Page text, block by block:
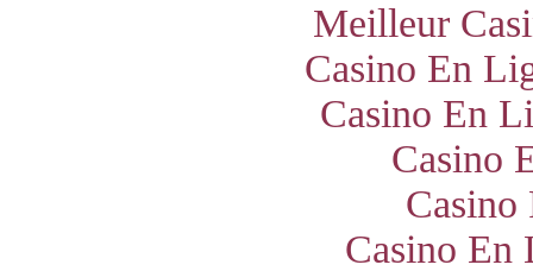
Meilleur
Casino En
Casino En
Casino
Casino
Casino En